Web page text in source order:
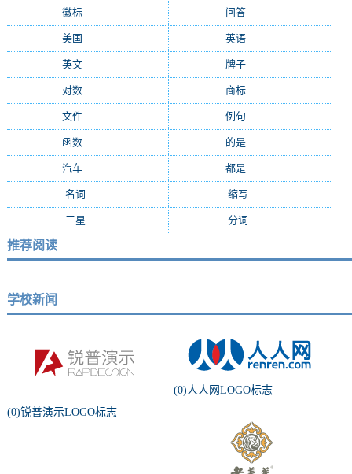
徽标 问答(4367)
美国 英语(2263)
英文 牌子(1972)
对数 商标(1870)
文件 例句
函数 的是(1110)
汽车 都是(1024)
名词 缩写
三星 分词
推荐阅读
学校新闻
(0)锐普演示LOGO标志
(0)人人网LOGO标志